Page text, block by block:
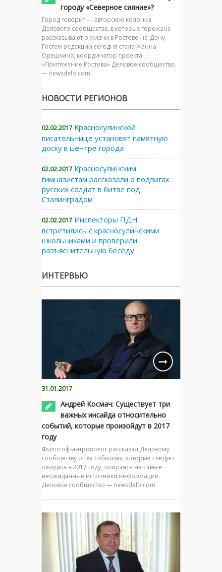
городу «Северное сияние»?
Город говорит — авторские колонки
Делового сообщества, в которых горожане
рассказывают о жизни в Ростове-на-Дону.
Гостем редакции сегодня стала Жанна
Орешкина, координатор проекта
«Притяжение Ростова» Деловое сообщество
— newsdelo.com
НОВОСТИ РЕГИОНОВ
02.02.2017 Красносулинской
писательнице установят памятную
доску в центре города
02.02.2017 Красносулинским
гимназистам рассказали о подвигах
русских солдат в битве под
Сталинградом
02.02.2017 Инспекторы ПДН
встретились с красносулинскими
школьниками и проверили
разъяснительную беседу
ИНТЕРВЬЮ
31.01.2017
Андрей Космач: Существует три
важных инсайда относительно
событий, которые произойдут в 2017
году
Философ-антрополог рассказал Деловому
сообществу о тех событиях, которые следует
ожидать в 2017 году, опираясь на самые
неожиданные источники информации.
Деловое сообщество — newsdelo.com